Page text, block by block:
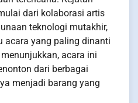
dari kolaborasi artis
teknologi mutakhir,
acara yang paling dinanti
acara ini
dari berbagai
menjadi barang yang